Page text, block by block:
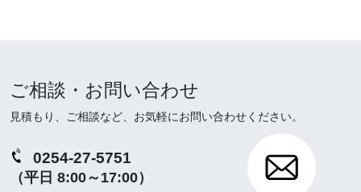
ご相談・お問い合わせ
見積もり、ご相談など、お気軽にお問い合わせください。
0254-27-5751
（平日 8:00～17:00）